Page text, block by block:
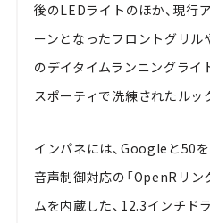
後のLEDライトのほか、現行
ーンとなったフロントグリル
のデイタイムランニングライ
スポーティで洗練されたルッ
インパネには、Googleと50
音声制御対応の「OpenRリン
ムを内蔵した、12.3インチド